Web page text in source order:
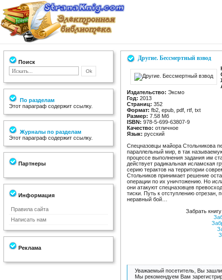
Поиск
По разделам
Этот параграф содержит ссылку.
Журналы по разделам
Этот параграф содержит ссылку.
Партнеры
Информация
Правила сайта
Написать нам
Реклама
Другие. Бессмертный взвод
Издательство: Эксмо
Год: 2013
Страниц: 352
Формат: fb2, epub, pdf, rtf, txt
Размер: 7.58 Мб
ISBN: 978-5-699-63807-9
Качество: отличное
Язык: русский
Спецназовцы майора Стольникова
параллельный мир, в так
процессе выполнения задания им
действует радикальная исламская
серию терактов на территории
Стольников принимает решение
операции по их уничтожению. Но
они атакуют спецназовцев
тиски. Путь к отступлению
неравный бой…
Забрать
Уважаемый посетитель, Вы зашли
Мы рекомендуем Вам